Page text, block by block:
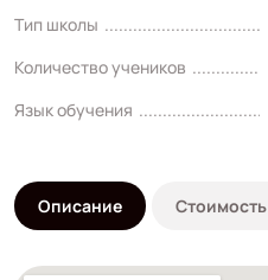
Тип школы
Количество учеников
Язык обучения
Описание Стоимость